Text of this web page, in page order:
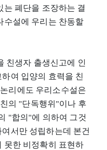
는 폐단을 조장하는 결
수설에 우리는 찬동할
친생자 출생신고에 인
여 입양의 효력을 친
리에도 우리소수설은
의 "단독행위"이나 후
"합의"에 의하여 그것
서만 성립하는데 본건
못한 비정확히 표현하